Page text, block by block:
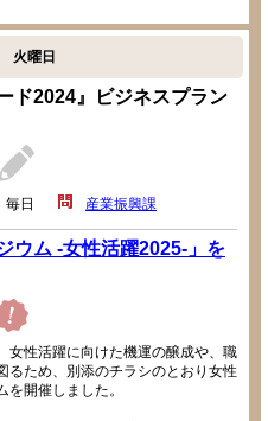
火曜日
ド2024』ビジネスプラン
毎日 産業振興課
ウム -女性活躍2025-」を
性活躍に向けた機運の醸成や、職
るため、別添のチラシのとおり女性
開催しました。